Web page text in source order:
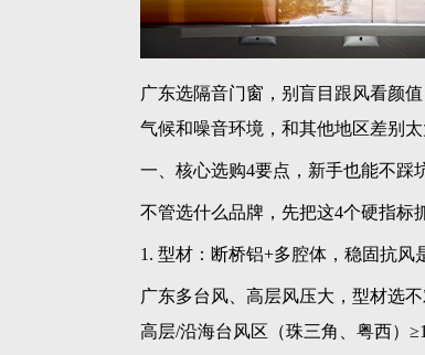
广东选隔音门窗，别盲目跟风看颜
气候和噪音环境，和其他地区差别
一、核心选购4要点，新手也能不踩
不管选什么品牌，先把这4个硬指标
1. 型材：断桥铝+多腔体，稳固抗风
广东多台风、高层风压大，型材选
高层/沿海台风区（珠三角、粤西）